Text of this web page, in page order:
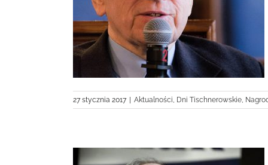
27 stycznia 2017 Aktualności, Dni Tischnerowskie,